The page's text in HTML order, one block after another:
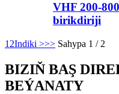
VHF 200-
birikdiriji
1 2Indiki >>> Sahypa 1 / 2
BIZIŇ BAŞ
BEÝANATY